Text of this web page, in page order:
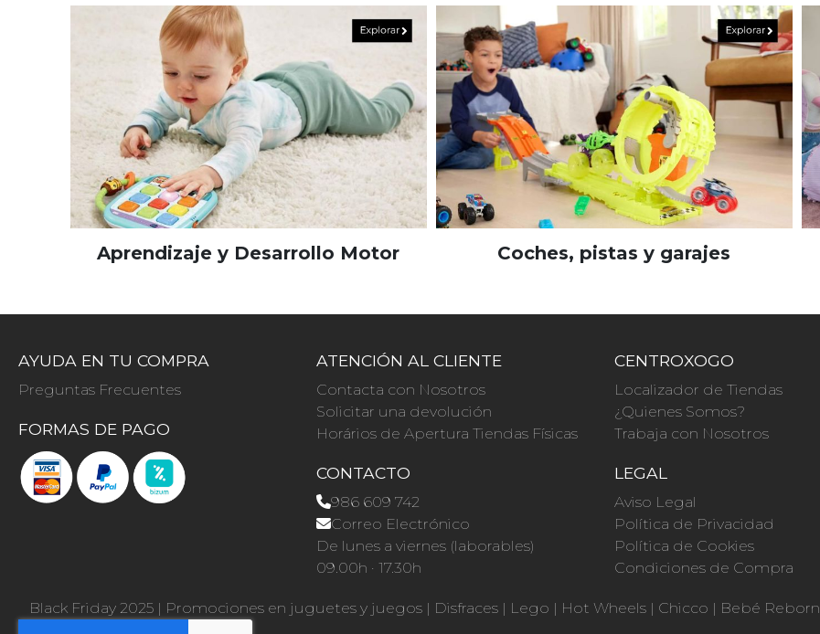
Aprendizaje y Desarrollo Motor Coches, pistas y garajes
AYUDA EN TU COMPRA
Preguntas Frecuentes
FORMAS DE PAGO
ATENCIÓN AL CLIENTE
Contacta con Nosotros
Solicitar una devolución
Horários de Apertura Tiendas Físicas
CONTACTO
986 609 742
Correo Electrónico
De lunes a viernes (laborables)
09.00h · 17.30h
CENTROXOGO
Localizador de Tiendas
¿Quienes Somos?
Trabaja con Nosotros
LEGAL
Aviso Legal
Política de Privacidad
Política de Cookies
Condiciones de Compra
Black Friday 2025 | Promociones en juguetes y juegos | Disfraces | Lego | Hot Wheels | Chicco | Bebé Reborn